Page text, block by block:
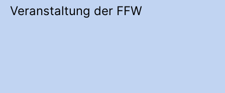
Veranstaltung der FFW